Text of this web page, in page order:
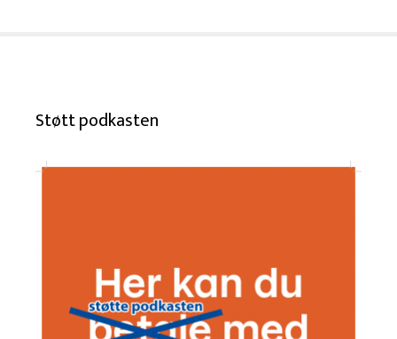
Støtt podkasten